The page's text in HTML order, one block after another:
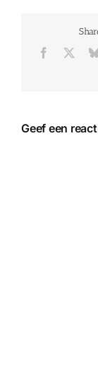
Facebook
Geef een